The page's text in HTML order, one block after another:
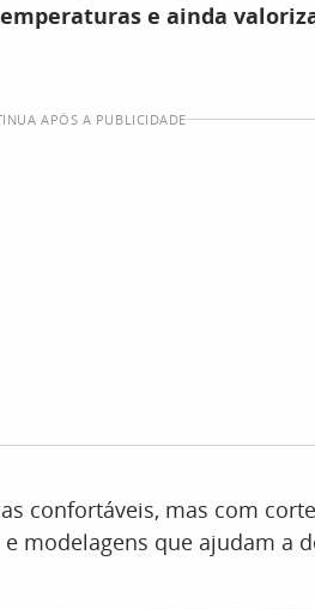
e ainda
APÓS A PUBLICIDADE
confortáveis, mas com
modelagens que ajudam a